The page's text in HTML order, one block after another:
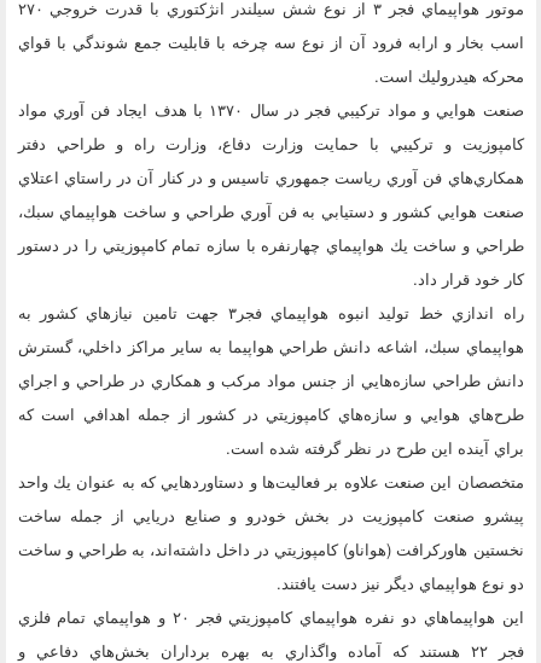
موتور هواپيماي فجر ۳ از نوع شش سيلندر انژكتوري با قدرت خروجي ۲۷۰
اسب بخار و ارابه فرود آن از نوع سه چرخه با قابليت جمع شوندگي با قواي
محركه هيدروليك است.
صنعت هوايي و مواد تركيبي فجر در سال ۱۳۷۰ با هدف ايجاد فن آوري مواد
كامپوزيت و تركيبي با حمايت وزارت دفاع، وزارت راه و طراحي دفتر
همكاري‌هاي فن‌ آوري رياست جمهوري تاسيس و در كنار آن در راستاي اعتلاي
صنعت هوايي كشور و دستيابي به فن آوري طراحي و ساخت هواپيماي سبك،
طراحي و ساخت يك هواپيماي چهارنفره با سازه تمام كامپوزيتي را در دستور
كار خود قرار داد.
راه اندازي خط توليد انبوه هواپيماي فجر۳ جهت تامين نيازهاي كشور به
هواپيماي سبك، اشاعه دانش طراحي هواپيما به ساير مراكز داخلي، گسترش
دانش طراحي سازه‌هايي از جنس مواد مركب و همكاري در طراحي و اجراي
طرح‌هاي هوايي و سازه‌هاي كامپوزيتي در كشور از جمله اهدافي است كه
براي آينده اين طرح در نظر گرفته شده است.
متخصصان اين صنعت علاوه بر فعاليت‌ها و دستاوردهايي كه به عنوان يك واحد
پيشرو صنعت كامپوزيت در بخش خودرو و صنايع دريايي از جمله ساخت
نخستين‌ هاوركرافت (هواناو) كامپوزيتي در داخل داشته‌اند، به طراحي و ساخت
دو نوع هواپيماي ديگر نيز دست يافتند.
اين هواپيماهاي دو نفره هواپيماي كامپوزيتي فجر ۲۰ و هواپيماي تمام فلزي
فجر ۲۲ هستند كه آماده واگذاري به بهره برداران بخش‌هاي دفاعي و